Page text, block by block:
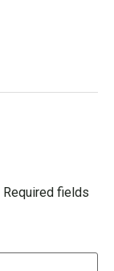
Required fields